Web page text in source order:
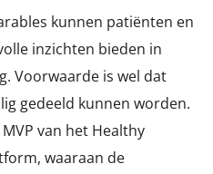
kunnen patiënten en
inzichten bieden in
Voorwaarde is wel dat
gedeeld kunnen worden.
van het Healthy
waaraan de